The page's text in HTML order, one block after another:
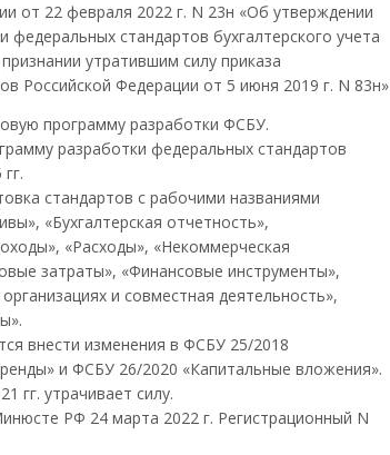
от 22 февраля 2022 г. N 23н «Об утверждении
федеральных стандартов бухгалтерского учета
утратившим силу приказа
Российской Федерации от 5 июня 2019 г. N 83н»
программу разработки ФСБУ.
разработки федеральных стандартов
стандартов с рабочими названиями
«Бухгалтерская отчетность»,
«Расходы», «Некоммерческая
затраты», «Финансовые инструменты»,
и совместная деятельность»,
внести изменения в ФСБУ 25/2018
и ФСБУ 26/2020 «Капитальные вложения».
гг. утрачивает силу.
РФ 24 марта 2022 г. Регистрационный N